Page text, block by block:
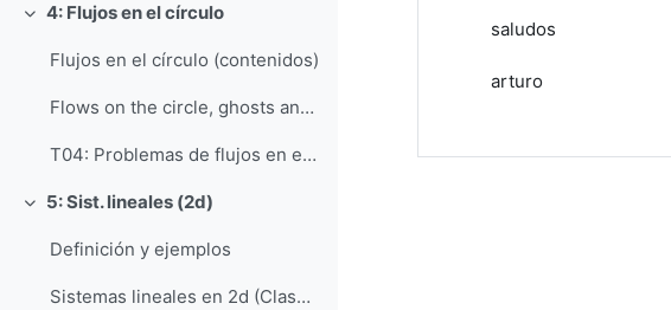
Colapsar
4: Flujos en el círculo
Flujos en el círculo (contenidos)
Flows on the circle, ghosts and bottlenecks
T04: Problemas de flujos en el círculo
Colapsar
5: Sist. lineales (2d)
Definición y ejemplos
Sistemas lineales en 2d (Clase de S. Strogatz)
saludos
arturo